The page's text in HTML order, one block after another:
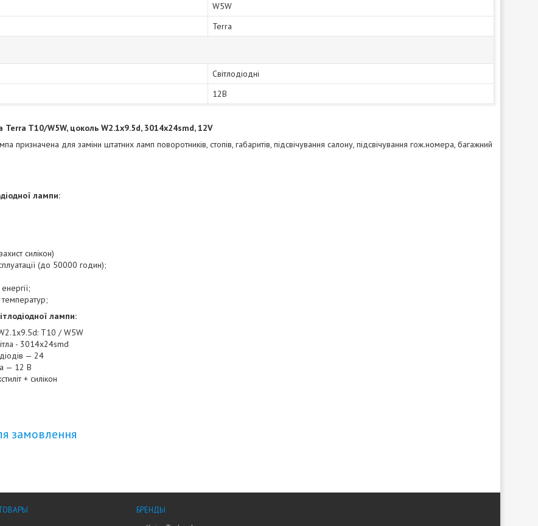
W5W
Terra
Світлодіодні
12В
Terra T10/W5W, цоколь W2.1x9.5d, 3014x24smd, 12V
призначена для заміни штатних ламп поворотників, стопів, габаритів, підсвічування салону, підсвічування гож.номера, багажний
лампи:
силікон)
(до 50000 годин);
температур;
лампи:
T10 / W5W
- 3014x24smd
— 24
— 12 В
+ силікон
замовлення
БРЕНДЫ